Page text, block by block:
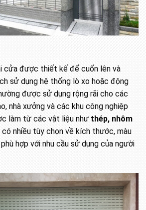
cửa được thiết kế để cuốn lên và
sử dụng hệ thống lò xo hoặc động
được sử dụng rộng rãi cho các
nhà xưởng và các khu công nghiệp
làm từ các vật liệu nhưthép, nhôm
nhiều tùy chọn về kích thước, màu
hợp với nhu cầu sử dụng của người